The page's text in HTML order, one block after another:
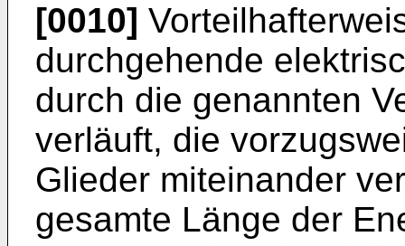
[0010]
durchgehende
durch die genannten
verläuft, die
Glieder miteinander
gesamte Länge der